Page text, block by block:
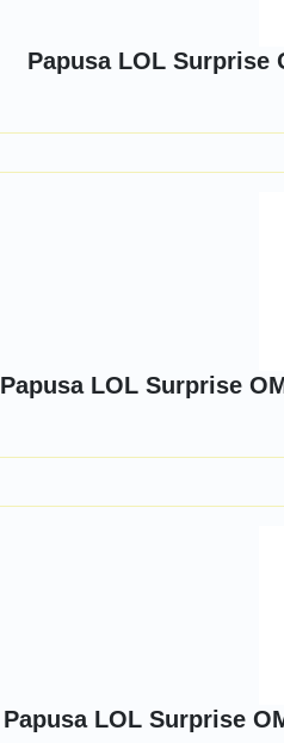
Papusa LOL Surprise
Papusa LOL Surprise
Papusa LOL Surprise